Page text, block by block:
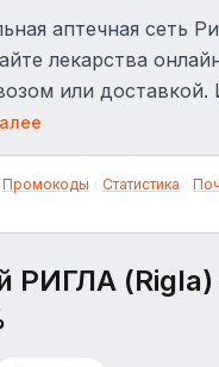
аптечная сеть
лекарства
или доставкой.
для скидок до 50%
Промокоды · Статистика ·
РИГЛА (Rigla)